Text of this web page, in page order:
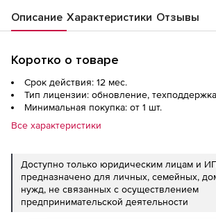
Описание Характеристики Отзывы
Коротко о товаре
Срок действия: 12 мес.
Тип лицензии: обновление, техподдержка
Минимальная покупка: от 1 шт.
Все характеристики
Доступно только юридическим лицам и
предназначено для личных, семейных,
нужд, не связанных с осуществлением
предпринимательской деятельности